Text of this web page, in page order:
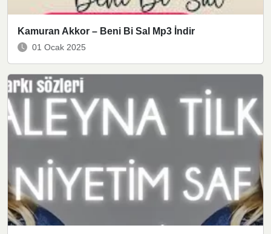
Kamuran Akkor – Beni Bi Sal Mp3 İndir
01 Ocak 2025